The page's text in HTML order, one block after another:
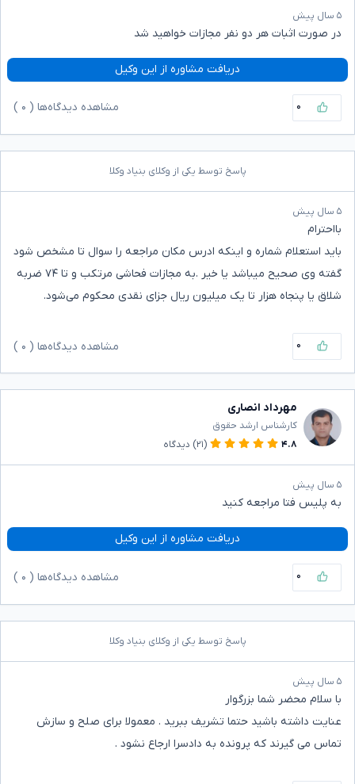
۵ سال پیش
در صورت اثبات هر دو نفر مجازات خواهید شد
دریافت مشاوره از این وکیل
۰ مشاهده دیدگاه‌ها ( ۰
پاسخ توسط یکی از وکلای بنیاد وکلا
۵ سال پیش
بااحترام
باید استعلام شماره و اینکه ادرس مکان مراجعه را سوال تا مشخص شود
گفته وی صحیح میباشد یا خیر .به مجازات فحاشی مرتکب و تا ۷۴ ضربه
شلاق یا پنجاه هزار تا یک میلیون ریال جزای نقدی محکوم می‌شود.
۰ مشاهده دیدگاه‌ها ( ۰
مهرداد انصاری
کارشناس ارشد حقوق
۴.۸
(۲۱) دیدگاه
۵ سال پیش
به پلیس فتا مراجعه کنید
دریافت مشاوره از این وکیل
۰ مشاهده دیدگاه‌ها ( ۰
پاسخ توسط یکی از وکلای بنیاد وکلا
۵ سال پیش
با سلام محضر شما بزرگوار
عنایت داشته باشید حتما تشریف ببرید . معمولا برای صلح و سازش
تماس می گیرند که پرونده به دادسرا ارجاع نشود .